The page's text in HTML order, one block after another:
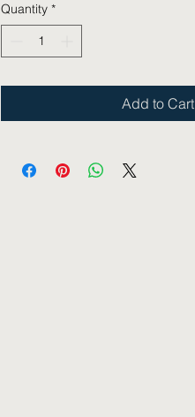
Quantity *
Add to Cart